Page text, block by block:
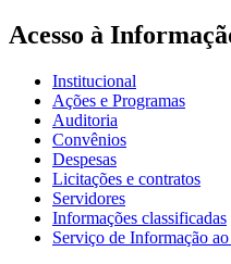
Acesso à
Institucional
Ações e Programas
Auditoria
Convênios
Despesas
Licitações e contratos
Servidores
Informações classificadas
Serviço de Informação